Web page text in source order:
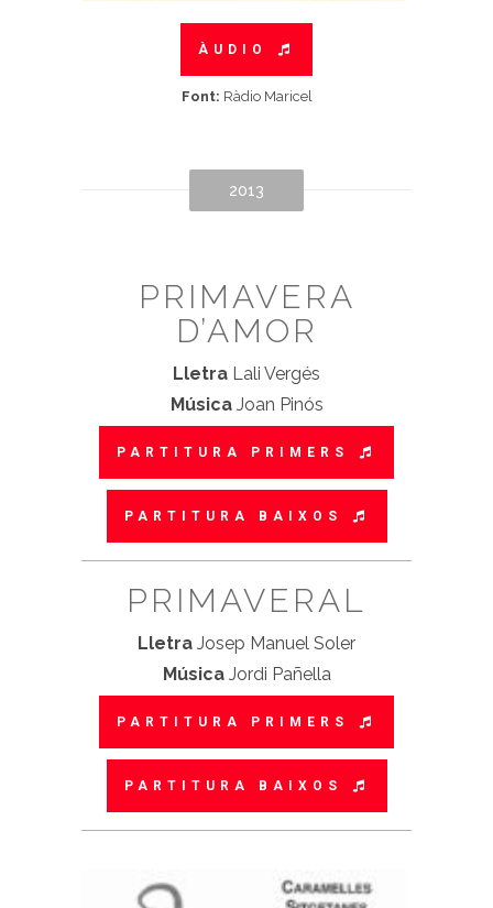
ÀUDIO
Font: Ràdio Maricel
2013
PRIMAVERA
D’AMOR
Lletra Lali Vergés
MúsicaJoan Pinós
PARTITURA PRIMERS
PARTITURA BAIXOS
PRIMAVERAL
Lletra Josep Manuel Soler
MúsicaJordi Pañella
PARTITURA PRIMERS
PARTITURA BAIXOS